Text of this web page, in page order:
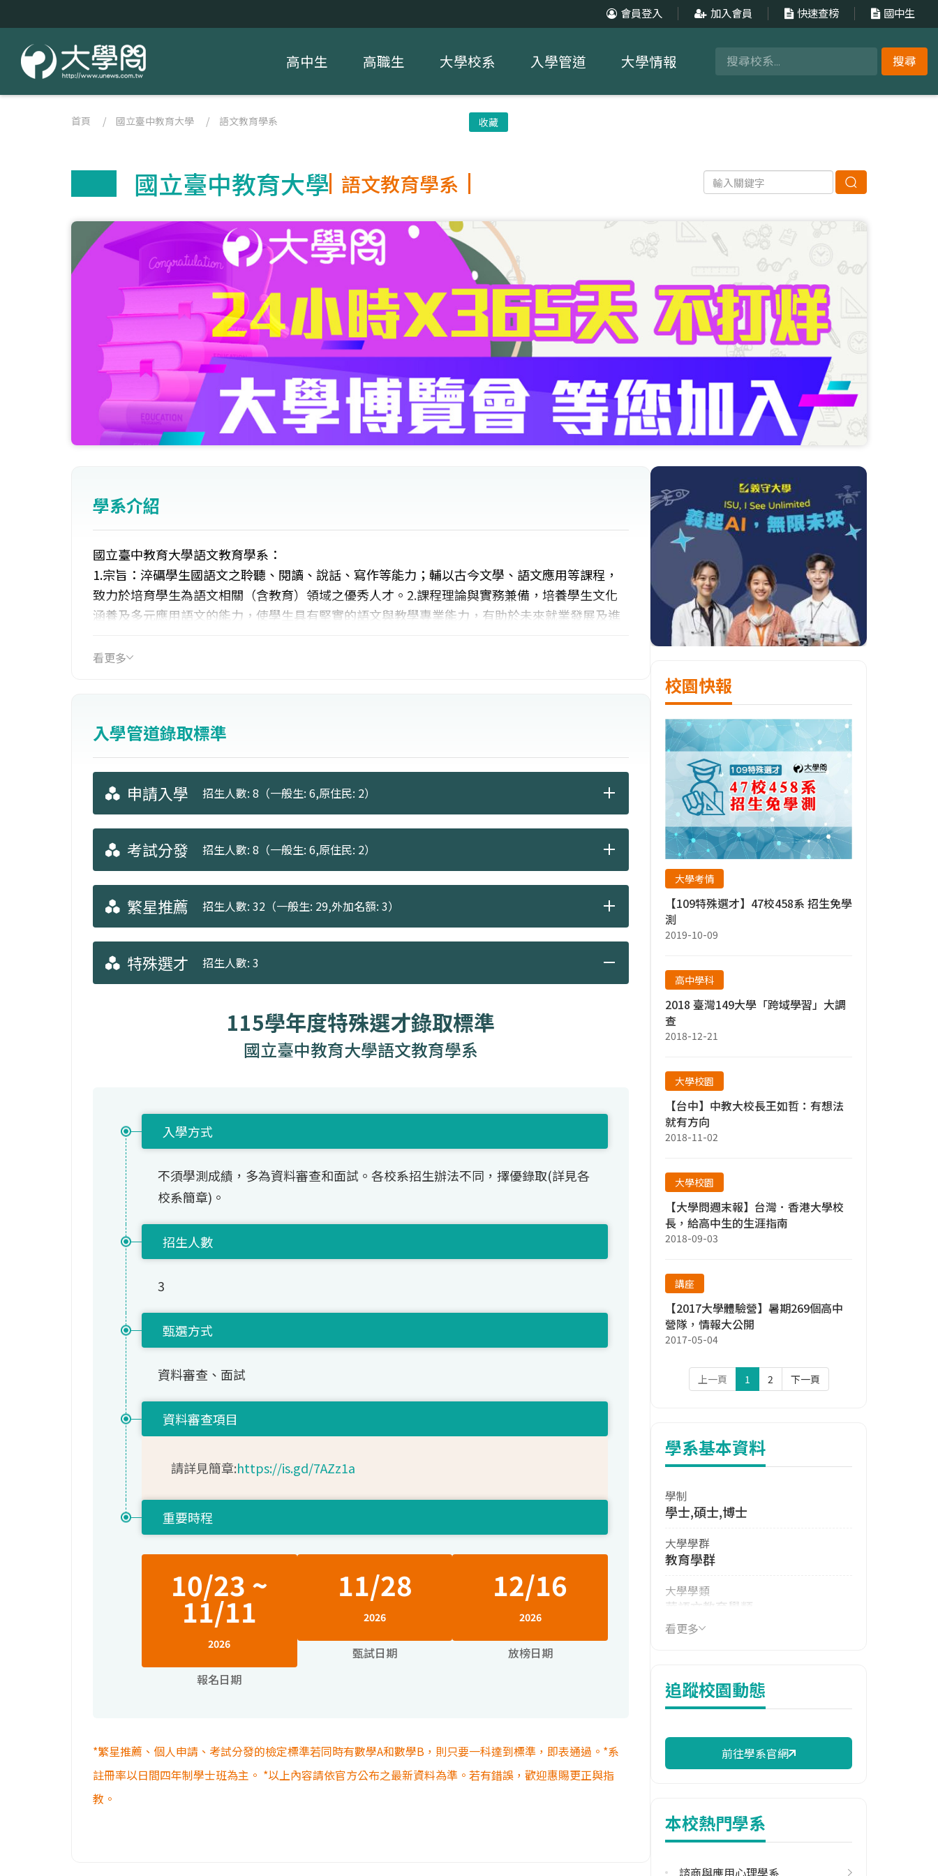
會員登入 加入會員 快速查榜 國中生
搜尋
高中生 高職生 大學校系 入學管道 大學情報
首頁 / 國立臺中教育大學 / 語文教育學系 收藏
國立臺中教育大學 語文教育學系
學系介紹
國立臺中教育大學語文教育學系：
1.宗旨：淬礪學生國語文之聆聽、閱讀、說話、寫作等能力；輔以古今文學、語文應用等課程，
致力於培育學生為語文相關（含教育）領域之優秀人才。2.課程理論與實務兼備，培養學生文化
涵養及多元應用語文的能力，使學生具有堅實的語文與教學專業能力，有助於未來就業發展及進
看更多
入學管道錄取標準
申請入學 招生人數: 8（一般生: 6,原住民: 2）
考試分發 招生人數: 8（一般生: 6,原住民: 2）
繁星推薦 招生人數: 32（一般生: 29,外加名額: 3）
特殊選才 招生人數: 3
115學年度特殊選才錄取標準
國立臺中教育大學語文教育學系
入學方式
不須學測成績，多為資料審查和面試。各校系招生辦法不同，擇優錄取(詳見各
校系簡章)。
招生人數
3
甄選方式
資料審查、面試
資料審查項目
請詳見簡章:https://is.gd/7AZz1a
重要時程
10/23 ~
11/11
2026
報名日期
11/28
2026
甄試日期
12/16
2026
放榜日期
*繁星推薦、個人申請、考試分發的檢定標準若同時有數學A和數學B，則只要一科達到標準，即表通過。*系
註冊率以日間四年制學士班為主。 *以上內容請依官方公布之最新資料為準。若有錯誤，歡迎惠賜更正與指
教。
校園快報
大學考情
【109特殊選才】47校458系 招生免學
測
2019-10-09
高中學科
2018 臺灣149大學「跨域學習」大調
查
2018-12-21
大學校園
【台中】中教大校長王如哲：有想法
就有方向
2018-11-02
大學校園
【大學問週末報】台灣．香港大學校
長，給高中生的生涯指南
2018-09-03
講座
【2017大學體驗營】暑期269個高中
營隊，情報大公開
2017-05-04
上一頁 1 2 下一頁
學系基本資料
學制
學士,碩士,博士
大學學群
教育學群
大學學類
華語文教育學類
114年學費
114年雜費
6,270 元/學期
114年註冊率
13
113學年度下學期
看更多
追蹤校園動態
前往學系官網
本校熱門學系
諮商與應用心理學系